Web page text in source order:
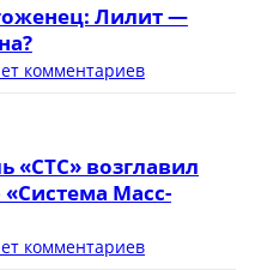
Лилит —
комментариев
«СТС» возглавил
Масс-
комментариев